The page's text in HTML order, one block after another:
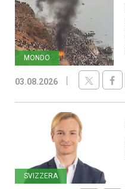
MONDO
03.08.2026
SVIZZERA